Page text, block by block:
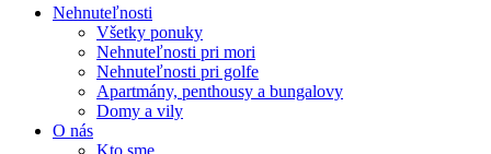
Nehnuteľnosti
Všetky ponuky
Nehnuteľnosti pri mori
Nehnuteľnosti pri golfe
Apartmány, penthousy a bungalovy
Domy a vily
O nás
Kto sme